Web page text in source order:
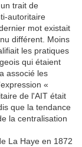
trait de
autoritaire
mot existait
différent. Moins
les pratiques
qui étaient
associé les
«
de l'AIT était
que la tendance
la centralisation
La Haye en 1872